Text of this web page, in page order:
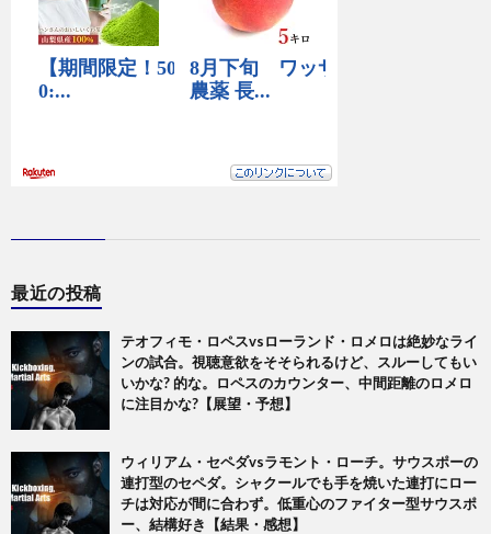
最近の投稿
テオフィモ・ロペスvsローランド・ロメロは絶妙なライ
ンの試合。視聴意欲をそそられるけど、スルーしてもい
いかな? 的な。ロペスのカウンター、中間距離のロメロ
に注目かな?【展望・予想】
ウィリアム・セペダvsラモント・ローチ。サウスポーの
連打型のセペダ。シャクールでも手を焼いた連打にロー
チは対応が間に合わず。低重心のファイター型サウスポ
ー、結構好き【結果・感想】